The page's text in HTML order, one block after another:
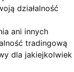
działalność
ani innych
tradingową
dla jakiejkolwiek